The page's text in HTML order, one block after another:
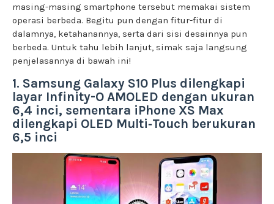
masing-masing smartphone tersebut memakai sistem
operasi berbeda. Begitu pun dengan fitur-fitur di
dalamnya, ketahanannya, serta dari sisi desainnya pun
berbeda. Untuk tahu lebih lanjut, simak saja langsung
penjelasannya di bawah ini!
1. Samsung Galaxy S10 Plus dilengkapi
layar Infinity-O AMOLED dengan ukuran
6,4 inci, sementara iPhone XS Max
dilengkapi OLED Multi‑Touch berukuran
6,5 inci